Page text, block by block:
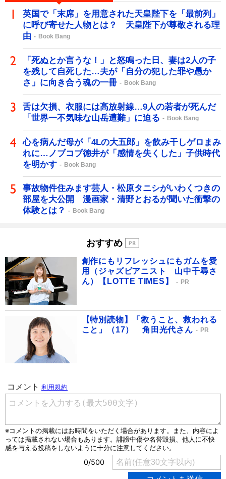
英国で「末席」を用意された天皇陛下を「最前列」
に呼び寄せた人物とは？ 天皇陛下が尊敬される理
由
Book Bang
「死ぬとか言うな！」と怒鳴った日、妻は2人の子
を残して自死した…夫が「自分の犯した罪や愚か
さ」に向き合う魂の一冊
Book Bang
舌は欠損、衣服には高放射線…9人の若者が死んだ
「世界一不気味な山岳遭難」に迫る
Book Bang
心を病んだ母が「4Lの大五郎」を飲み干しゲロまみ
れに…ノブコブ徳井が「感情を失くした」子供時代
を明かす
Book Bang
事故物件住みます芸人・松原タニシがいわくつきの
部屋を大公開 漫画家・清野とおるが聞いた衝撃の
体験とは？
Book Bang
おすすめ
創作にもリフレッシュにもガムを愛
用（ジャズピアニスト 山中千尋さ
ん）【LOTTE TIMES】
PR
【特別読物】「救うこと、救われる
こと」（17） 角田光代さん
PR